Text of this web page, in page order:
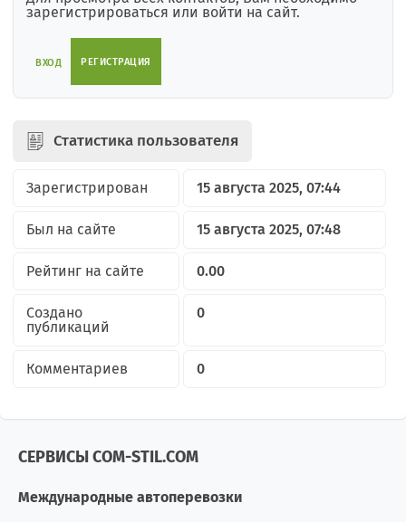
зарегистрироваться или войти на сайт.
ВХОД РЕГИСТРАЦИЯ
Статистика пользователя
Зарегистрирован 15 августа 2025, 07:44
Был на сайте 15 августа 2025, 07:48
Рейтинг на сайте 0.00
Создано
публикаций
0
Комментариев 0
СЕРВИСЫ COM-STIL.COM
Международные автоперевозки